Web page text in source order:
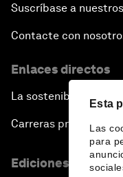
Esta
Las
para
Suscríbase a
Contacte con
Enlaces directos
La sostenibilidad en el
Carreras
Ediciones en